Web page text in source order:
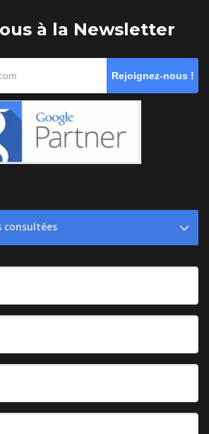
à la Newsletter
Rejoignez-nous !
consultées